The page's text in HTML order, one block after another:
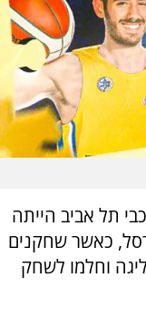
תל אביב הייתה
כאשר שחקנים
וחלמו לשחק